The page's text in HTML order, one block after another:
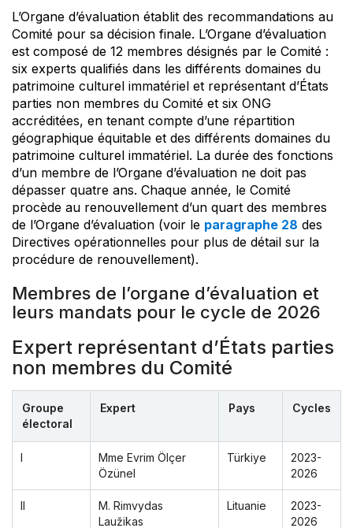
L’Organe d’évaluation établit des recommandations au
Comité pour sa décision finale. L’Organe d’évaluation
est composé de 12 membres désignés par le Comité :
six experts qualifiés dans les différents domaines du
patrimoine culturel immatériel et représentant d’États
parties non membres du Comité et six ONG
accréditées, en tenant compte d’une répartition
géographique équitable et des différents domaines du
patrimoine culturel immatériel. La durée des fonctions
d’un membre de l’Organe d’évaluation ne doit pas
dépasser quatre ans. Chaque année, le Comité
procède au renouvellement d’un quart des membres
de l’Organe d’évaluation (voir le paragraphe 28 des
Directives opérationnelles pour plus de détail sur la
procédure de renouvellement).
Membres de l’organe d’évaluation et
leurs mandats pour le cycle de 2026
Expert représentant d’États parties
non membres du Comité
Groupe
électoral
Expert Pays Cycles
I
Mme Evrim Ölçer
Özünel
Türkiye
2023-
2026
II
M. Rimvydas
Laužikas
Lituanie
2023-
2026